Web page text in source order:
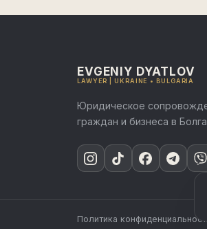
EVGENIY DYATLOV
LAWYER | UKRAINE • BULGARIA
Юридическое
граждан и бизнеса в
Политика